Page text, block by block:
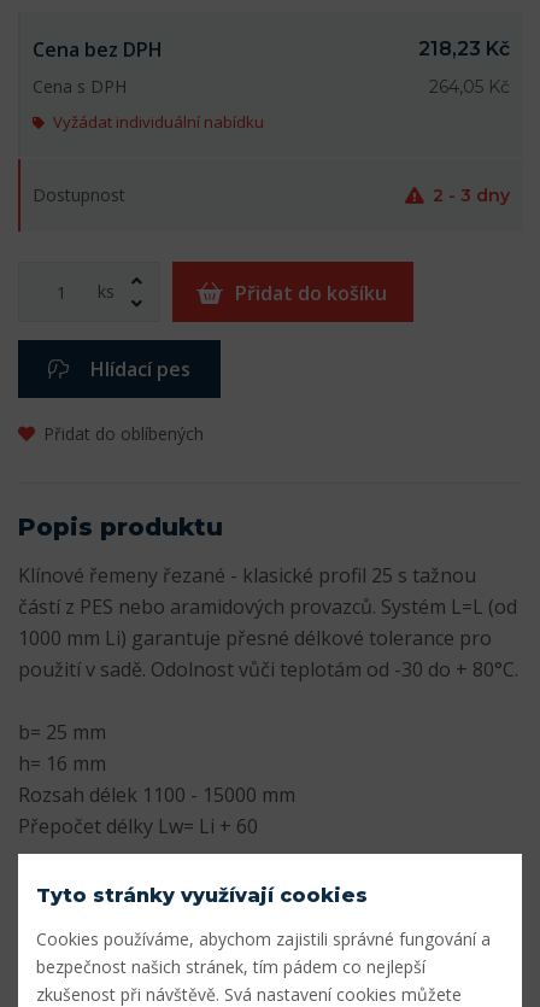
Cena bez DPH
218,23 Kč
Cena s DPH
264,05 Kč
Vyžádat individuální nabídku
Dostupnost 2 - 3 dny
ks Přidat do košíku
Hlídací pes
Přidat do oblíbených
Popis produktu
Klínové řemeny řezané - klasické profil 25 s tažnou
částí z PES nebo aramidových provazců. Systém L=L (od
1000 mm Li) garantuje přesné délkové tolerance pro
použití v sadě. Odolnost vůči teplotám od -30 do + 80°C.
b= 25 mm
h= 16 mm
Rozsah délek 1100 - 15000 mm
Přepočet délky Lw= Li + 60
Parametry
Profil 25
Šířka profilu (mm)
Tyto stránky využívají cookies
Cookies používáme, abychom zajistili správné fungování a
bezpečnost našich stránek, tím pádem co nejlepší
zkušenost při návštěvě. Svá nastavení cookies můžete